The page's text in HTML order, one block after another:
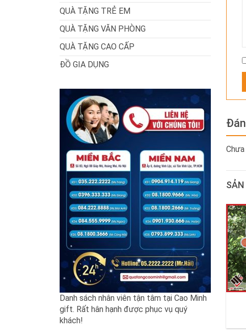
QUÀ TẶNG TRẺ EM
QUÀ TẶNG VĂN PHÒNG
QUÀ TẶNG CAO CẤP
ĐỒ GIA DỤNG
Danh sách nhân viên tận tâm tại Cao Minh
gift. Rất hân hạnh được phục vụ quý
khách!